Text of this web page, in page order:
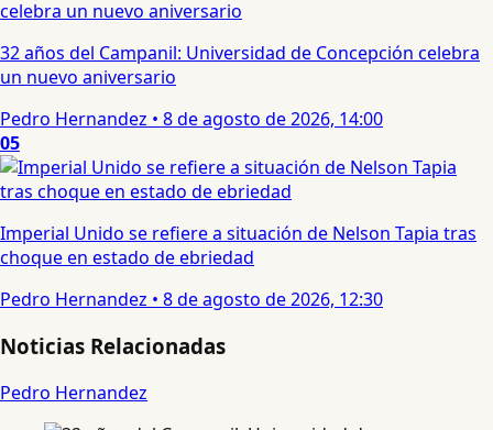
32 años del Campanil: Universidad de Concepción celebra
un nuevo aniversario
Pedro Hernandez • 8 de agosto de 2026, 14:00
05
Imperial Unido se refiere a situación de Nelson Tapia tras
choque en estado de ebriedad
Pedro Hernandez • 8 de agosto de 2026, 12:30
Noticias Relacionadas
Pedro Hernandez